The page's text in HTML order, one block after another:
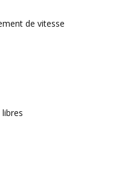
de vitesse